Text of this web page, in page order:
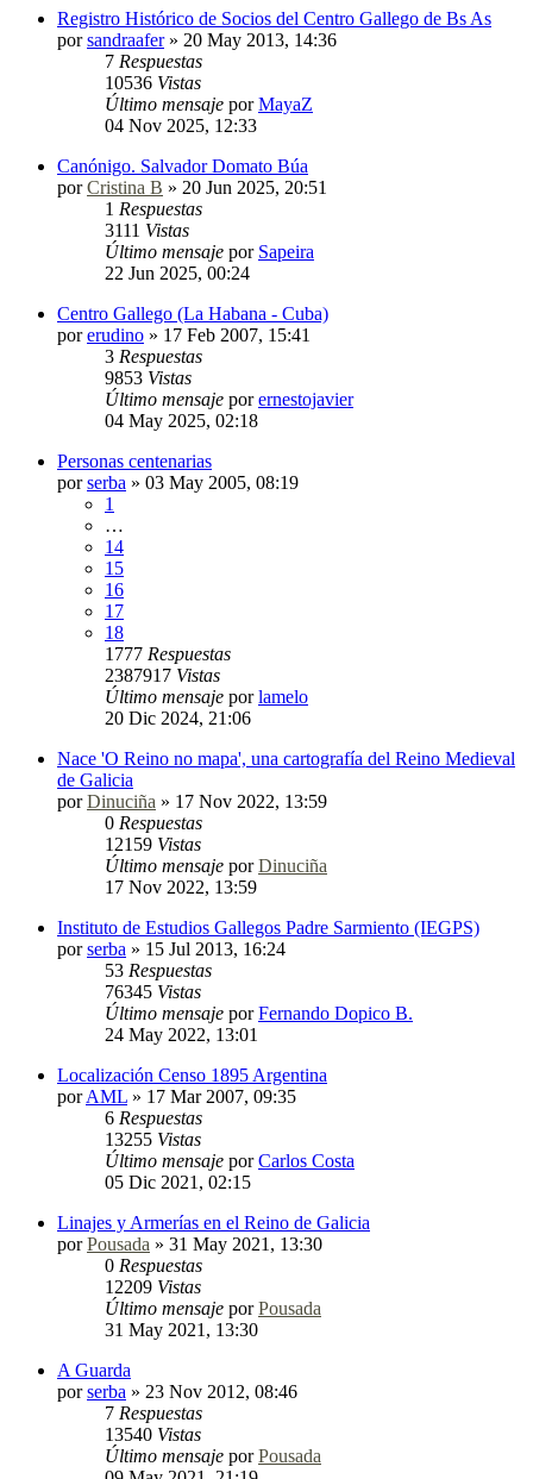
Registro Histórico de Socios del Centro Gallego de Bs As
porsandraafer» 20 May 2013, 14:36
7 Respuestas
10536 Vistas
Último mensaje porMayaZ
04 Nov 2025, 12:33
Canónigo. Salvador Domato Búa
porCristina B » 20 Jun 2025, 20:51
1 Respuestas
3111 Vistas
Último mensaje por Sapeira
22 Jun 2025, 00:24
Centro Gallego (La Habana - Cuba)
porerudino » 17 Feb 2007, 15:41
3 Respuestas
9853 Vistas
Último mensaje porernestojavier
04 May 2025, 02:18
Personas centenarias
porserba » 03 May 2005, 08:19
1
…
14
15
16
17
18
1777 Respuestas
2387917 Vistas
Último mensaje porlamelo
20 Dic 2024, 21:06
Nace 'O Reino no mapa', una cartografía del Reino Medieval
de Galicia
porDinuciña » 17 Nov 2022, 13:59
0 Respuestas
12159 Vistas
Último mensaje porDinuciña
17 Nov 2022, 13:59
Instituto de Estudios Gallegos Padre Sarmiento (IEGPS)
porserba » 15 Jul 2013, 16:24
53 Respuestas
76345 Vistas
Último mensaje porFernando Dopico B.
24 May 2022, 13:01
Localización Censo 1895 Argentina
porAML » 17 Mar 2007, 09:35
6 Respuestas
13255 Vistas
Último mensaje porCarlos Costa
05 Dic 2021, 02:15
Linajes y Armerías en el Reino de Galicia
porPousada » 31 May 2021, 13:30
0 Respuestas
12209 Vistas
Último mensaje porPousada
31 May 2021, 13:30
A Guarda
porserba » 23 Nov 2012, 08:46
7 Respuestas
13540 Vistas
Último mensaje porPousada